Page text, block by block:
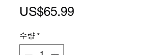
US$65.99가
수량 *